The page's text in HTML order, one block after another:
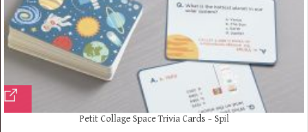
Petit Collage Space Trivia Cards – Spil